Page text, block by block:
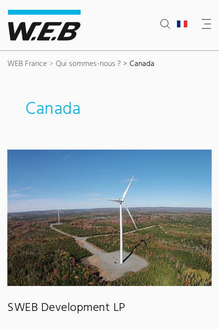
Content Area
Search
Main navigation
Contact
Footer
WEB France Qui sommes-nous ? Canada
Canada
SWEB Development LP